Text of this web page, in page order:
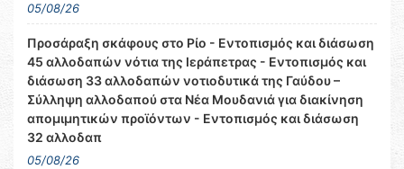
05/08/26
Προσάραξη σκάφους στο Ρίο - Εντοπισμός και διάσωση
45 αλλοδαπών νότια της Ιεράπετρας - Εντοπισμός και
διάσωση 33 αλλοδαπών νοτιοδυτικά της Γαύδου –
Σύλληψη αλλοδαπού στα Νέα Μουδανιά για διακίνηση
απομιμητικών προϊόντων - Εντοπισμός και διάσωση
32 αλλοδαπ
05/08/26